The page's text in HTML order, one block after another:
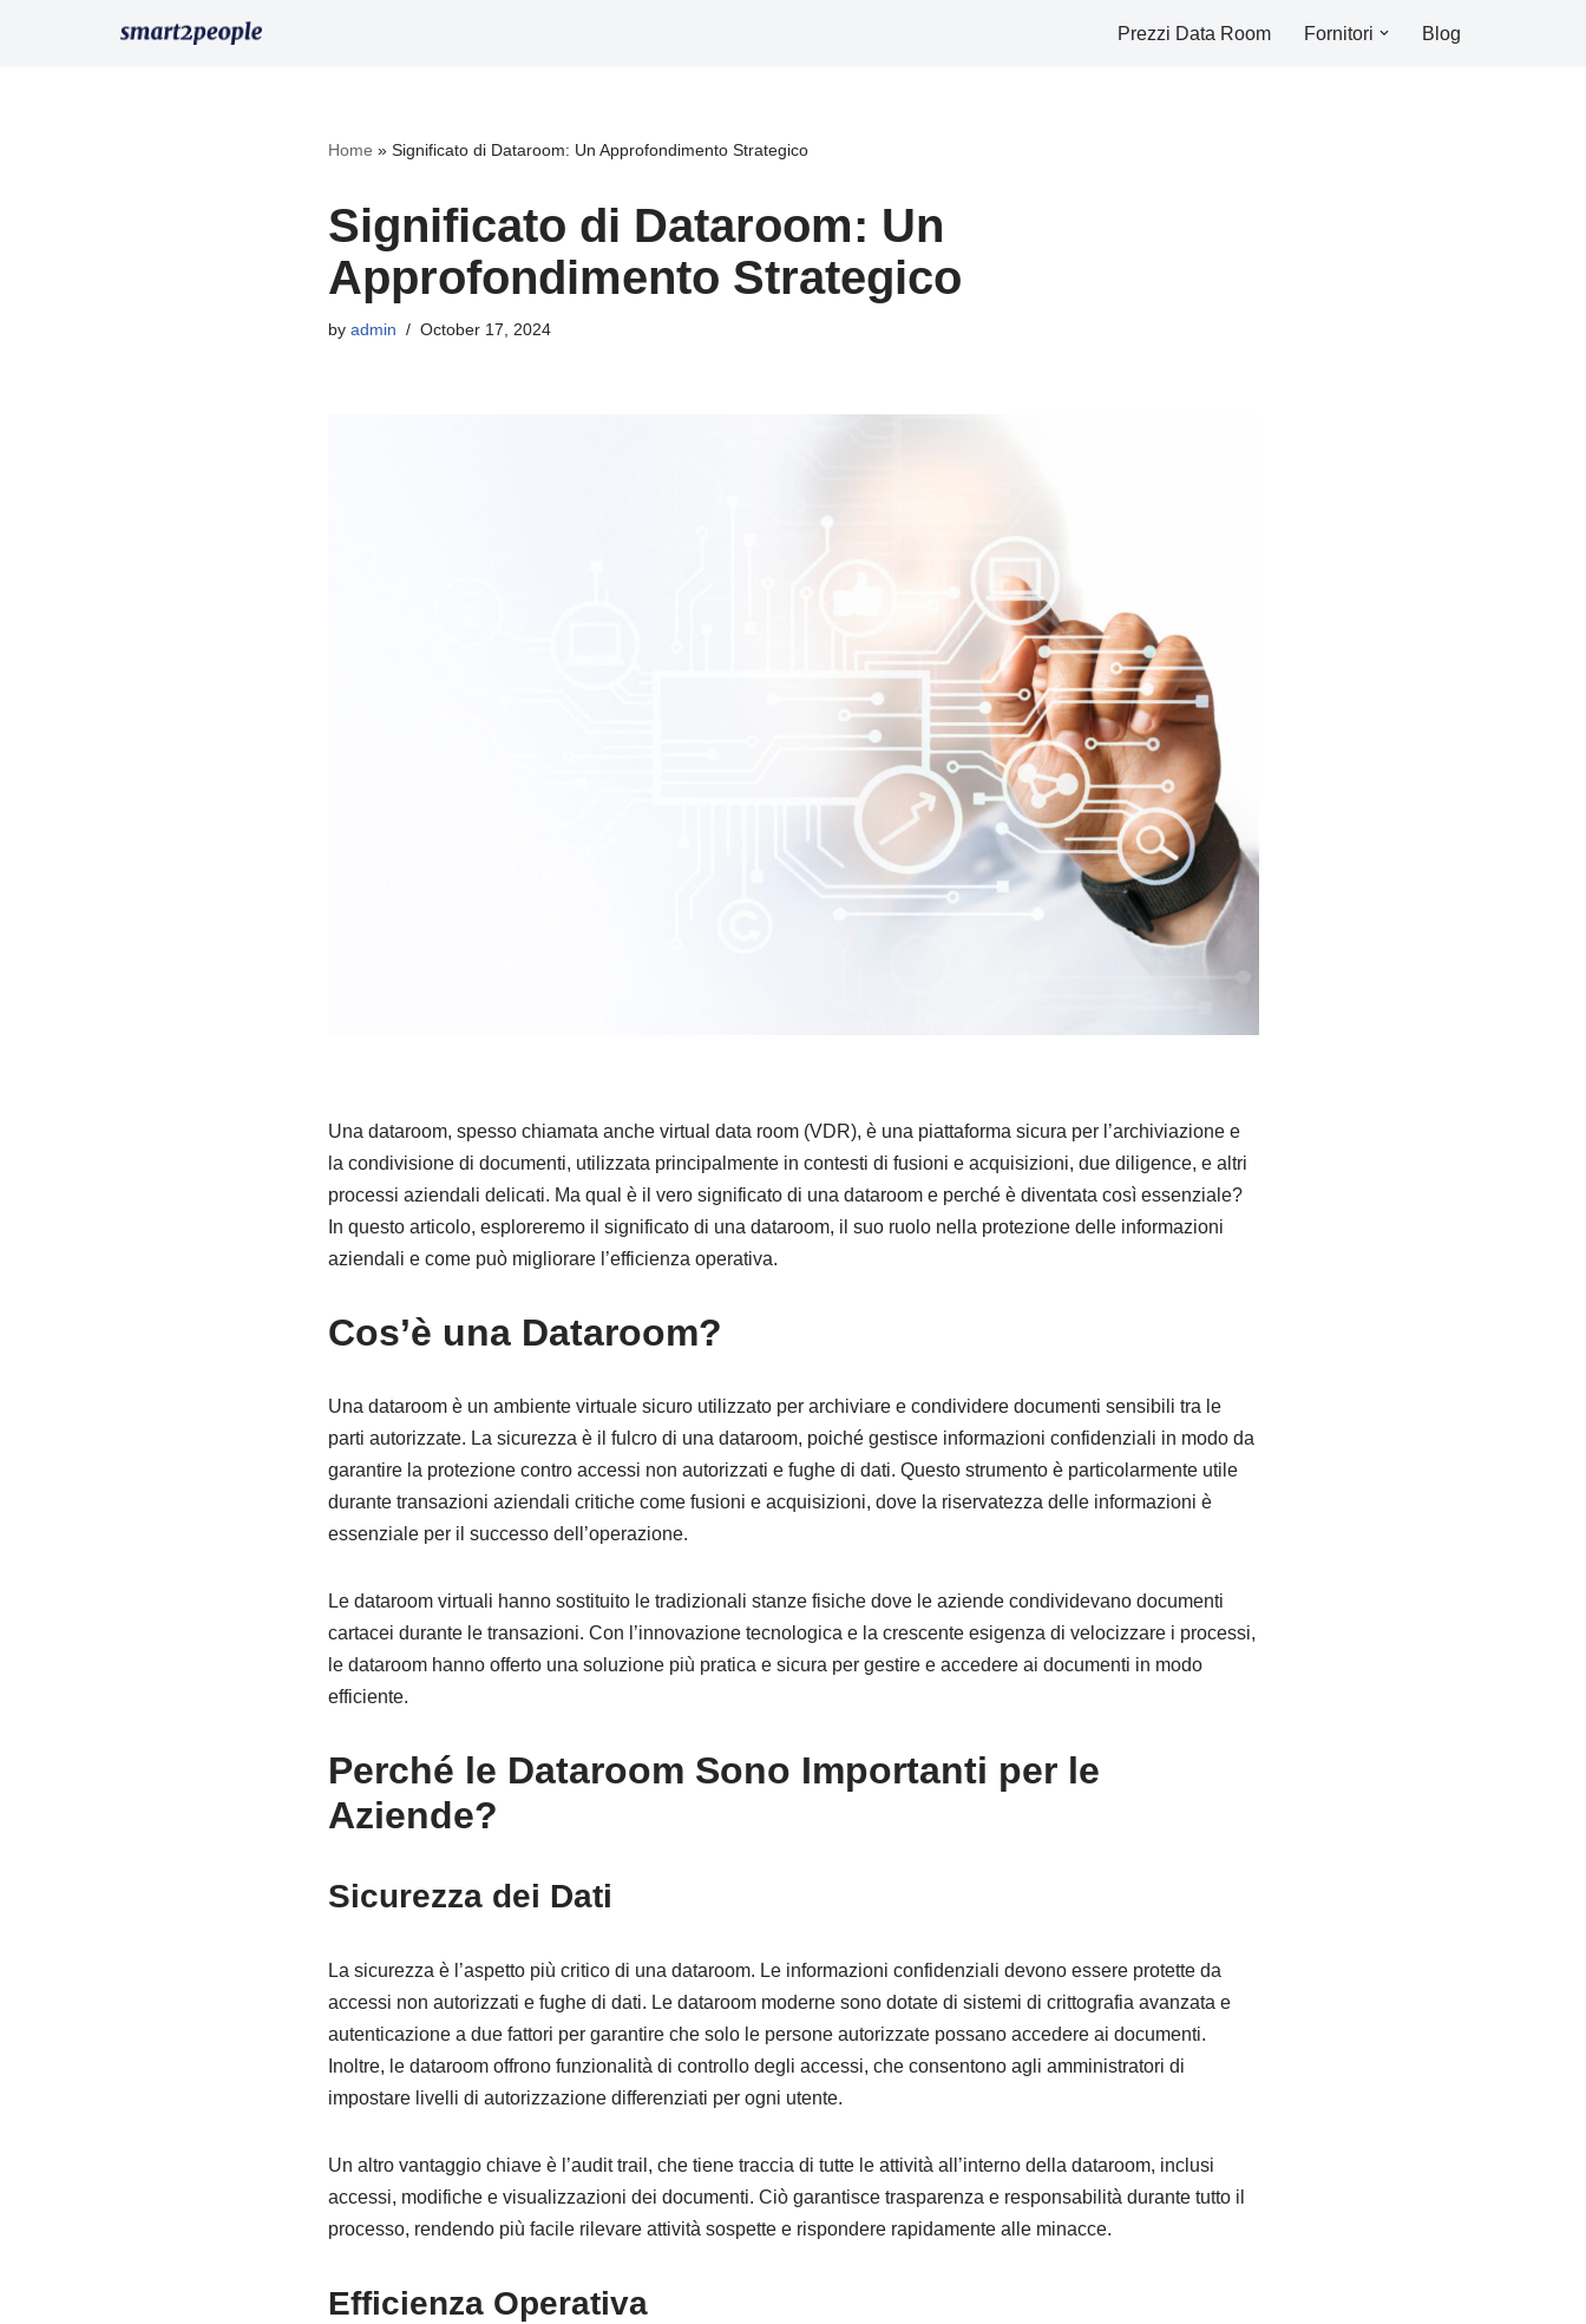
Prezzi Data Room Fornitori Blog
Home » Significato di Dataroom: Un Approfondimento Strategico
Significato di Dataroom: Un
Approfondimento Strategico
by admin October 17, 2024
Una dataroom, spesso chiamata anche virtual data room (VDR), è una piattaforma sicura per l’archiviazione e
la condivisione di documenti, utilizzata principalmente in contesti di fusioni e acquisizioni, due diligence, e altri
processi aziendali delicati. Ma qual è il vero significato di una dataroom e perché è diventata così essenziale?
In questo articolo, esploreremo il significato di una dataroom, il suo ruolo nella protezione delle informazioni
aziendali e come può migliorare l’efficienza operativa.
Cos’è una Dataroom?
Una dataroom è un ambiente virtuale sicuro utilizzato per archiviare e condividere documenti sensibili tra le
parti autorizzate. La sicurezza è il fulcro di una dataroom, poiché gestisce informazioni confidenziali in modo da
garantire la protezione contro accessi non autorizzati e fughe di dati. Questo strumento è particolarmente utile
durante transazioni aziendali critiche come fusioni e acquisizioni, dove la riservatezza delle informazioni è
essenziale per il successo dell’operazione.
Le dataroom virtuali hanno sostituito le tradizionali stanze fisiche dove le aziende condividevano documenti
cartacei durante le transazioni. Con l’innovazione tecnologica e la crescente esigenza di velocizzare i processi,
le dataroom hanno offerto una soluzione più pratica e sicura per gestire e accedere ai documenti in modo
efficiente.
Perché le Dataroom Sono Importanti per le
Aziende?
Sicurezza dei Dati
La sicurezza è l’aspetto più critico di una dataroom. Le informazioni confidenziali devono essere protette da
accessi non autorizzati e fughe di dati. Le dataroom moderne sono dotate di sistemi di crittografia avanzata e
autenticazione a due fattori per garantire che solo le persone autorizzate possano accedere ai documenti.
Inoltre, le dataroom offrono funzionalità di controllo degli accessi, che consentono agli amministratori di
impostare livelli di autorizzazione differenziati per ogni utente.
Un altro vantaggio chiave è l’audit trail, che tiene traccia di tutte le attività all’interno della dataroom, inclusi
accessi, modifiche e visualizzazioni dei documenti. Ciò garantisce trasparenza e responsabilità durante tutto il
processo, rendendo più facile rilevare attività sospette e rispondere rapidamente alle minacce.
Efficienza Operativa